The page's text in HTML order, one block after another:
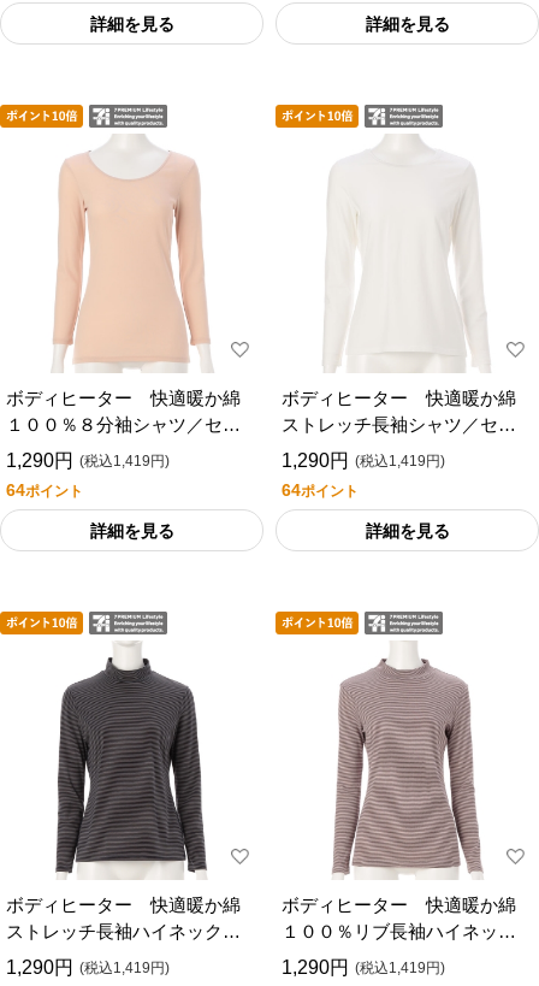
詳細を見る 詳細を見る
ボディヒーター 快適暖か綿
１００％８分袖シャツ／セブ
ンプレミアムライフスタイル
1,290円 (税込1,419円)
64ポイント
詳細を見る
ボディヒーター 快適暖か綿
ストレッチ長袖シャツ／セブ
ンプレミアムライフスタイル
1,290円 (税込1,419円)
64ポイント
詳細を見る
ボディヒーター 快適暖か綿
ストレッチ長袖ハイネックシ
ャツ／セブンプレミアムライ
1,290円 (税込1,419円)
ボディヒーター 快適暖か綿
１００％リブ長袖ハイネック
シャツ／セブンプレミアムラ
1,290円 (税込1,419円)